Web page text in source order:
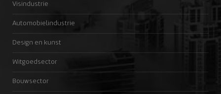
Visindustrie
Automobielindustrie
Design en kunst
Witgoedsector
Bouwsector